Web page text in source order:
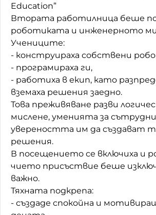
Education”
Втората работилница беше
роботиката и инженерното
Учениците:
- конструираха собствени
- програмираха ги,
- работиха в екип, като
вземаха решения заедно.
Това преживяване разви
мислене, уменията за
увереността им да създават
решения.
В посещението се включиха и
чието присъствие беше
важно.
Тяхната подкрепа:
- създаде спокойна и